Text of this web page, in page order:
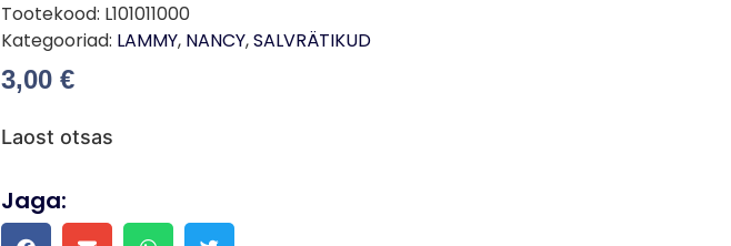
Tootekood: L101011000
Kategooriad: LAMMY, NANCY,SALVRÄTIKUD
3,00 €
Laost otsas
Jaga: